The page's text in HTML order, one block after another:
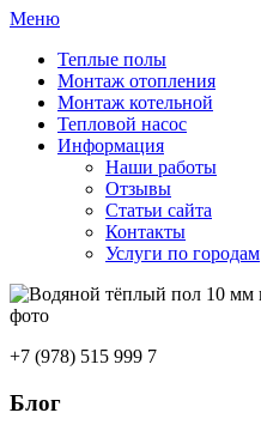
Меню
Теплые полы
Монтаж отопления
Монтаж котельной
Тепловой насос
Информация
Наши работы
Отзывы
Статьи сайта
Контакты
Услуги по городам
+7 (978) 515 999 7
Блог